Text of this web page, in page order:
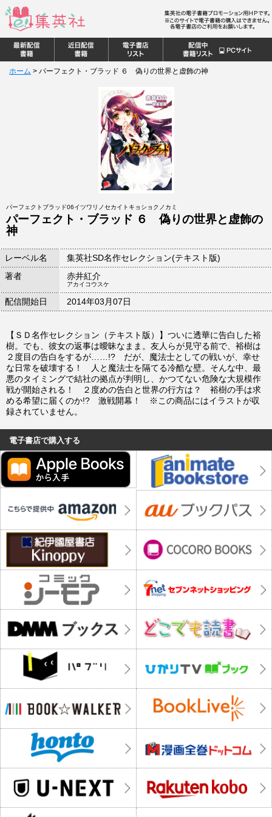
ホーム > パーフェクト・ブラッド ６ 偽りの世界と虚飾の神
パーフェクトブラッド06イツワリノセカイトキョショクノカミ
パーフェクト・ブラッド ６ 偽りの世界と虚飾の
神
レーベル名
集英社SD名作セレクション(テキスト版)
著者
赤井紅介
アカイコウスケ
配信開始日 2014年03月07日
【ＳＤ名作セレクション（テキスト版）】ついに透華に告白した裕
樹。でも、彼女の返事は曖昧なまま。友人らが見守る前で、裕樹は
２度目の告白をするが……!? だが、魔法士としての戦いが、幸せ
な日常を破壊する！ 人と魔法士を隔てる冷酷な壁。そんな中、最
悪のタイミングで結社の拠点が判明し、かつてない危険な大規模作
戦が開始される！ ２度めの告白と世界の行方は？ 裕樹の手は求
める希望に届くのか!? 激戦開幕！ ※この商品にはイラストが収
録されていません。
電子書店で購入する